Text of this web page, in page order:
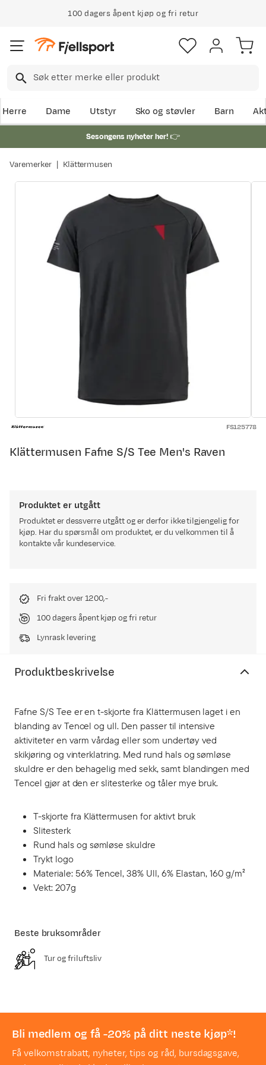
100 dagers åpent kjøp og fri retur
Herre Dame Utstyr Sko og støvler Barn
Sesongens nyheter her!👉
Varemerker Klättermusen
FS125778
Klättermusen Fafne S/S Tee Men's Raven
Produktet er utgått
Produktet er dessverre utgått og er derfor ikke tilgjengelig for
kjøp. Har du spørsmål om produktet, er du velkommen til å
kontakte vår kundeservice.
Fri frakt over 1200,-
100 dagers åpent kjøp og fri retur
Lynrask levering
Produktbeskrivelse
Fafne S/S Tee er en t-skjorte fra Klättermusen laget i en
blanding av Tencel og ull. Den passer til intensive
aktiviteter en varm vårdag eller som undertøy ved
skikjøring og vinterklatring. Med rund hals og sømløse
skuldre er den behagelig med sekk, samt blandingen med
Tencel gjør at den er slitesterke og tåler mye bruk.
T-skjorte fra Klättermusen for aktivt bruk
Slitesterk
Rund hals og sømløse skuldre
Trykt logo
Materiale: 56% Tencel, 38% Ull, 6% Elastan, 160 g/m²
Vekt: 207g
Beste bruksområder
Tur og friluftsliv
Bli medlem og få -20% på ditt neste kjøp*!
Få velkomstrabatt, nyheter, tips og råd, bursdagsgave,